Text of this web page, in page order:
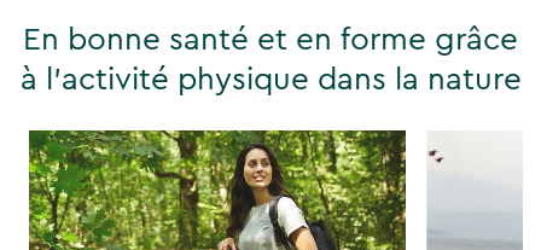
En bonne santé et en forme grâce
à l'activité physique dans la nature